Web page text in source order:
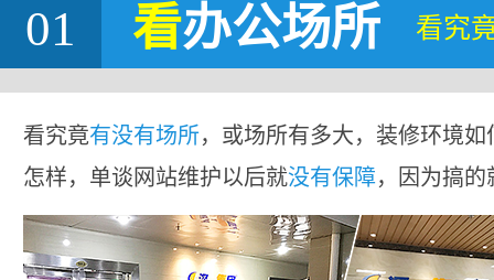
01 看办公场所 看究
看究竟有没有场所，或场所有多大，装修环境
怎样，单谈网站维护以后就没有保障，因为搞